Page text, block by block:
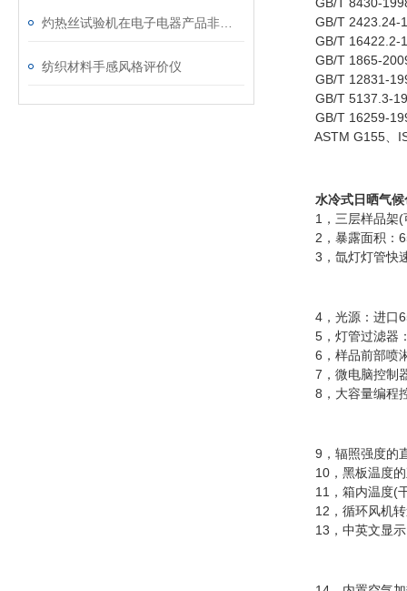
纺织材料手感风格评价仪
GB/T 2423.24-
GB/T 16422.2-
GB/T 1865-2009
GB/T 12831-
GB/T 5137.3-
GB/T 16259-
ASTM G155、
水冷式日晒气
1，三层样品架(
2，暴露面积：
3，氙灯灯管快
4，光源：进口
5，灯管过滤器：
6，样品前部喷
7，微电脑控制器
8，大容量编程控
9，辐照强度的直
10，黑板温度的
11，箱内温度(干
12，循环风机转
13，中英文显示;